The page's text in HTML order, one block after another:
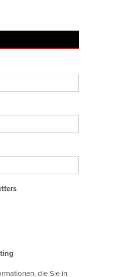
die Sie in